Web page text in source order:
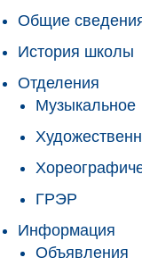
Общие
История школы
Отделения
Музыкальное
ГРЭР
Информация
Объявления